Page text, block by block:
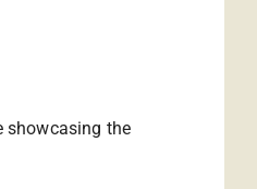
showcasing the